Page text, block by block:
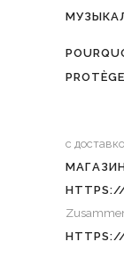
с
HTTPS://